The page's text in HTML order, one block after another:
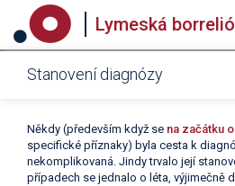
Lymeská
Stanovení diagnózy
Někdy (především když se na začátku
specifické příznaky) byla cesta k
nekomplikovaná. Jindy trvalo její
případech se jednalo o léta, výjimečně